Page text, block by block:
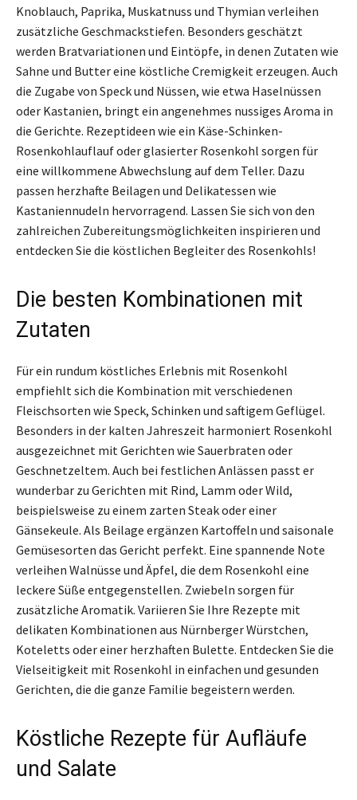
Knoblauch, Paprika, Muskatnuss und Thymian verleihen
zusätzliche Geschmackstiefen. Besonders geschätzt
werden Bratvariationen und Eintöpfe, in denen Zutaten wie
Sahne und Butter eine köstliche Cremigkeit erzeugen. Auch
die Zugabe von Speck und Nüssen, wie etwa Haselnüssen
oder Kastanien, bringt ein angenehmes nussiges Aroma in
die Gerichte. Rezeptideen wie ein Käse-Schinken-
Rosenkohlauflauf oder glasierter Rosenkohl sorgen für
eine willkommene Abwechslung auf dem Teller. Dazu
passen herzhafte Beilagen und Delikatessen wie
Kastaniennudeln hervorragend. Lassen Sie sich von den
zahlreichen Zubereitungsmöglichkeiten inspirieren und
entdecken Sie die köstlichen Begleiter des Rosenkohls!
Die besten Kombinationen mit
Zutaten
Für ein rundum köstliches Erlebnis mit Rosenkohl
empfiehlt sich die Kombination mit verschiedenen
Fleischsorten wie Speck, Schinken und saftigem Geflügel.
Besonders in der kalten Jahreszeit harmoniert Rosenkohl
ausgezeichnet mit Gerichten wie Sauerbraten oder
Geschnetzeltem. Auch bei festlichen Anlässen passt er
wunderbar zu Gerichten mit Rind, Lamm oder Wild,
beispielsweise zu einem zarten Steak oder einer
Gänsekeule. Als Beilage ergänzen Kartoffeln und saisonale
Gemüsesorten das Gericht perfekt. Eine spannende Note
verleihen Walnüsse und Äpfel, die dem Rosenkohl eine
leckere Süße entgegenstellen. Zwiebeln sorgen für
zusätzliche Aromatik. Variieren Sie Ihre Rezepte mit
delikaten Kombinationen aus Nürnberger Würstchen,
Koteletts oder einer herzhaften Bulette. Entdecken Sie die
Vielseitigkeit mit Rosenkohl in einfachen und gesunden
Gerichten, die die ganze Familie begeistern werden.
Köstliche Rezepte für Aufläufe
und Salate